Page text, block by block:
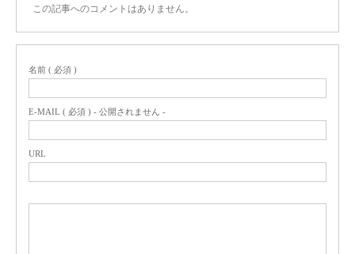
この記事へのコメントはありません。
名前 ( 必須 )
E-MAIL ( 必須 ) - 公開されません -
URL